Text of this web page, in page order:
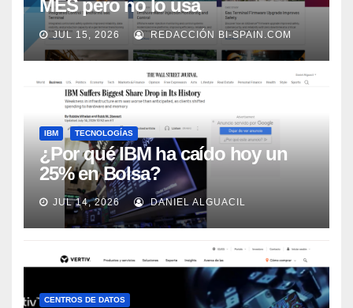
MES pero no lo usa
adecuadamente, según Rockwell
Automation
JUL 15, 2026 REDACCIÓN BI-SPAIN.COM
IBM TECNOLOGÍAS
¿Por qué IBM ha caído hoy un
25% en Bolsa?
JUL 14, 2026 DANIEL ALGUACIL
CENTROS DE DATOS